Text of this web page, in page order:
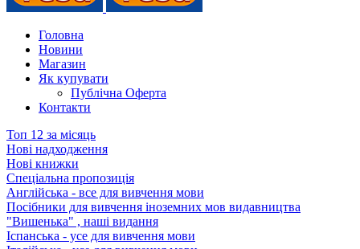
Головна
Новини
Магазин
Як купувати
Публічна Оферта
Контакти
Топ 12 за місяць
Нові надходження
Нові книжки
Спеціальна пропозиція
Англійська - все для вивчення мови
Посібники для вивчення іноземних мов видавництва
"Вишенька" , наші видання
Іспанська - усе для вивчення мови